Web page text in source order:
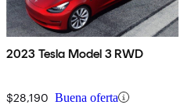
2023 Tesla Model 3 RWD
$28,190 Buena oferta